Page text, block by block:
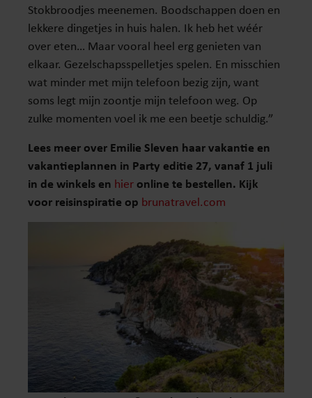
Stokbroodjes meenemen. Boodschappen doen en
lekkere dingetjes in huis halen. Ik heb het wéér
over eten… Maar vooral heel erg genieten van
elkaar. Gezelschapsspelletjes spelen. En misschien
wat minder met mijn telefoon bezig zijn, want
soms legt mijn zoontje mijn telefoon weg. Op
zulke momenten voel ik me een beetje schuldig.”
Lees meer over Emilie Sleven haar vakantie en
vakantieplannen in Party editie 27, vanaf 1 juli
in de winkels en hier online te bestellen. Kijk
voor reisinspiratie op brunatravel.com